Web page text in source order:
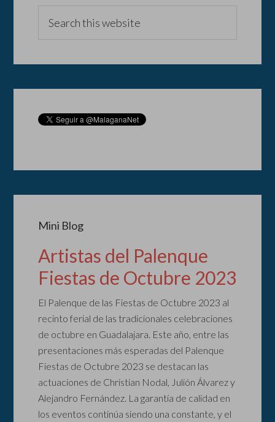
Mini Blog
Artistas del Palenque
Fiestas de Octubre 2023
El Palenque de las Fiestas de Octubre 2023 al
recinto ferial de las tradicionales celebraciones
de octubre en Guadalajara. Este año, entre las
presentaciones más esperadas del Palenque
Fiestas de Octubre 2023 se destacan las
actuaciones de Christian Nodal, Julión Álvarez y
Alejandro Fernández. La garantía de calidad en
los eventos continúa siendo una constante, y el